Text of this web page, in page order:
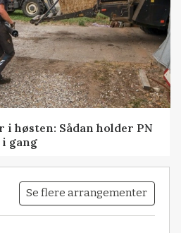
høsten: Sådan holder PN
gang
Se flere arrangementer